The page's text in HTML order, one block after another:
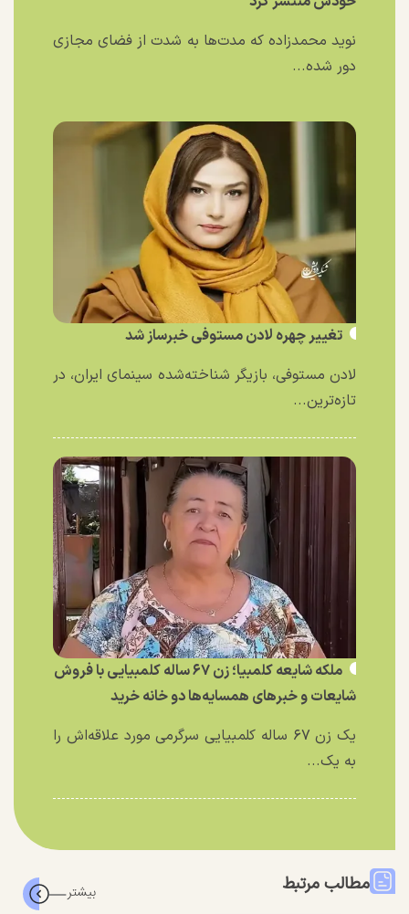
نوید محمدزاده که مدت‌ها به شدت از فضای مجازی
دور شده...
تغییر چهره لادن مستوفی خبرساز شد
لادن مستوفی، بازیگر شناخته‌شده سینمای ایران، در
تازه‌ترین...
ملکه شایعه کلمبیا؛ زن ۶۷ ساله کلمبیایی با فروش
شایعات و خبر‌های همسایه‌ها دو خانه خرید
یک زن ۶۷ ساله کلمبیایی سرگرمی مورد علاقه‌اش را
به یک...
مطالب مرتبط